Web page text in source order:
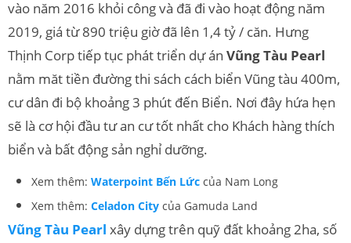
vào năm 2016 khỏi công và đã đi vào hoạt động năm
2019, giá từ 890 triệu giờ đã lên 1,4 tỷ / căn. Hưng
Thịnh Corp tiếp tục phát triển dự án Vũng Tàu Pearl
nằm măt tiền đường thi sách cách biển Vũng tàu 400m,
cư dân đi bộ khoảng 3 phút đến Biển. Nơi đây hứa hẹn
sẽ là cơ hội đầu tư an cư tốt nhất cho Khách hàng thích
biển và bất động sản nghỉ dưỡng.
Xem thêm: Waterpoint Bến Lức của Nam Long
Xem thêm: Celadon City của Gamuda Land
Vũng Tàu Pearl xây dựng trên quỹ đất khoảng 2ha, số